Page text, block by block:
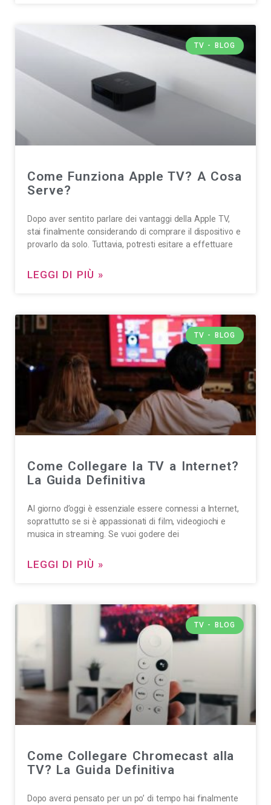
TV - BLOG
Come Funziona Apple TV? A Cosa
Serve?
Dopo aver sentito parlare dei vantaggi della Apple TV,
stai finalmente considerando di comprare il dispositivo e
provarlo da solo. Tuttavia, potresti esitare a effettuare
LEGGI DI PIÙ »
TV - BLOG
Come Collegare la TV a Internet?
La Guida Definitiva
Al giorno d’oggi è essenziale essere connessi a Internet,
soprattutto se si è appassionati di film, videogiochi e
musica in streaming. Se vuoi godere dei
LEGGI DI PIÙ »
TV - BLOG
Come Collegare Chromecast alla
TV? La Guida Definitiva
Dopo averci pensato per un po’ di tempo hai finalmente